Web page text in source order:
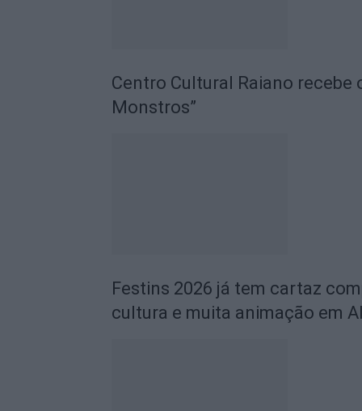
Centro Cultural Raiano recebe
Monstros”
Festins 2026 já tem cartaz
cultura e muita animação em